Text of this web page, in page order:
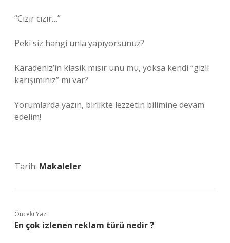
“Cızır cızır…”
Peki siz hangi unla yapıyorsunuz?
Karadeniz’in klasik mısır unu mu, yoksa kendi “gizli
karışımınız” mı var?
Yorumlarda yazın, birlikte lezzetin bilimine devam
edelim!
Tarih: Makaleler
Önceki Yazı
En çok izlenen reklam türü nedir ?